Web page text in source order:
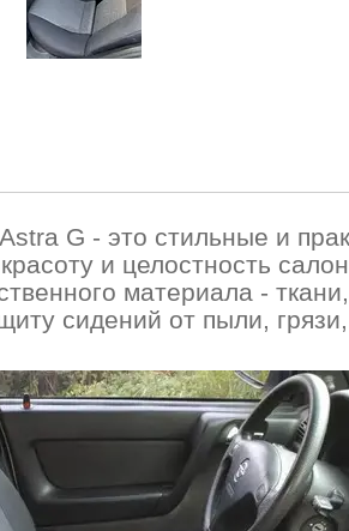
G - это стильные и
и целостность
материала -
сидений от пыли,